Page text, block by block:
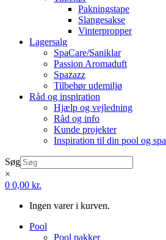
Pakningstape
Slangesakse
Vinterpropper
Lagersalg
SpaCare/Saniklar
Passion Aromaduft
Spazazz
Tilbehør udemiljø
Råd og inspiration
Hjælp og vejledning
Råd og info
Kunde projekter
Inspiration til din pool og spa
Søg
×
0 0,00 kr.
Ingen varer i kurven.
Pool
Pool pakker